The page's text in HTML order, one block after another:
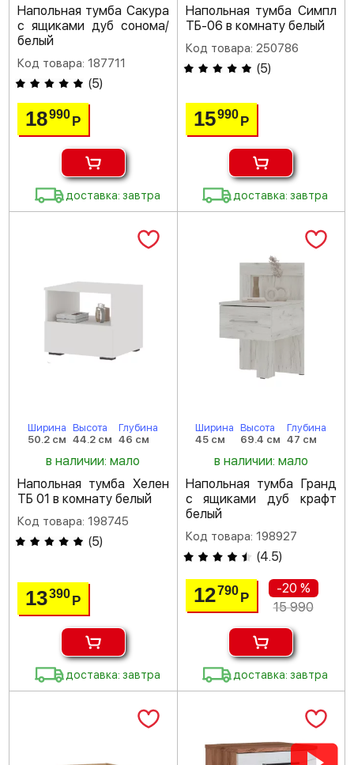
Напольная тумба Сакура
с ящиками дуб сонома/
белый
Код товара: 187711
(5)
18990Р
доставка: завтра
Напольная тумба Симпл
ТБ-06 в комнату белый
Код товара: 250786
(5)
15990 Р
доставка: завтра
Ширина
50.2 см
Высота
44.2 см
Глубина
46 см
в наличии: мало
Напольная тумба Хелен
ТБ 01 в комнату белый
Код товара: 198745
(5)
13390Р
доставка: завтра
Ширина
45 см
Высота
69.4 см
Глубина
47 см
в наличии: мало
Напольная тумба Гранд
с ящиками дуб крафт
белый
Код товара: 198927
(4.5)
12790 Р
-20 %
15 990
доставка: завтра